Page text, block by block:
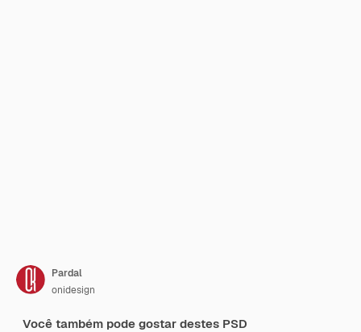
Pardal
onidesign
Você também pode gostar destes PSD